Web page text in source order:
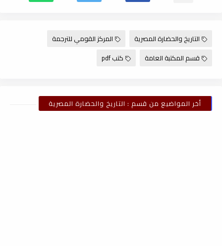
التاريخ والحضارة المصرية
المركز القومي للترجمة
قسم المكتبة العامة
كتب pdf
أخر المواضيع من قسم : التاريخ والحضارة المصرية